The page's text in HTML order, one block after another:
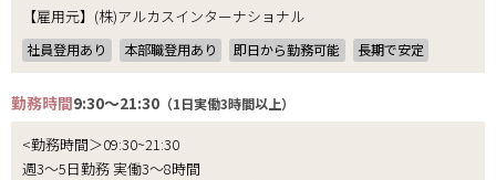
【雇用元】(株)アルカスインターナショナル
社員登用あり 本部職登用あり 即日から勤務可能 長期で安定
勤務時間9:30～21:30 （1日実働3時間以上）
<勤務時間＞09:30~21:30
週3～5日勤務 実働3～8時間